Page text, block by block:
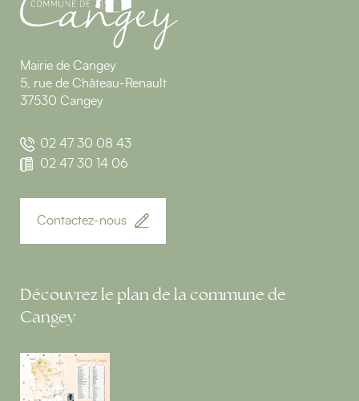
Mairie de Cangey
5, rue de Château-Renault
37530 Cangey
02 47 30 08 43
02 47 30 14 06
Contactez-nous
Découvrez le plan de la commune de
Cangey